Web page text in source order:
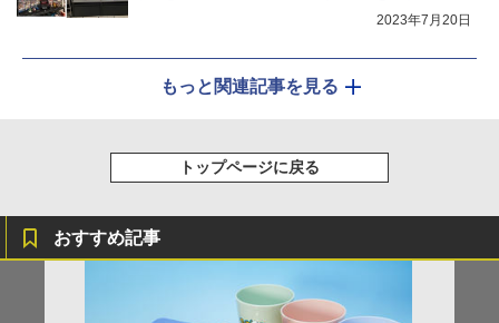
2023年7月20日
もっと関連記事を見る
トップページに戻る
おすすめ記事